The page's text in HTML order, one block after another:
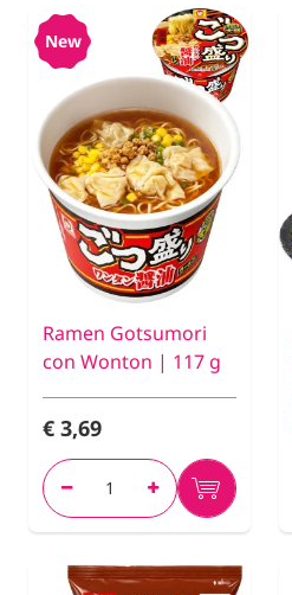
New
Ramen Gotsumori
con Wonton | 117 g
€ 3,69